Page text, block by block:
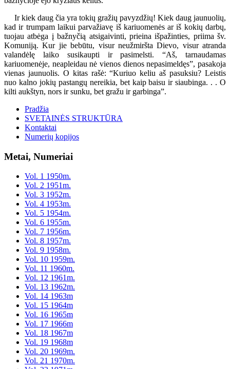
Ir kiek daug čia yra tokių gražių pavyzdžių! Kiek daug jaunuolių,
kad ir trumpam laikui parvažiavę iš kariuomenės ar iš kokių darbų,
tuojau atbėga į bažnyčią atsigaivinti, prieina išpažinties, priima šv.
Komuniją. Kur jie bebūtu, visur neužmiršta Dievo, visur atranda
valandėlę laiko susikaupti ir pasimelsti. “Aš, tarnaudamas
kariuomenėje, neapleidau nė vienos dienos nepasimeldęs”, pasakoja
vienas jaunuolis. O kitas rašė: “Kuriuo keliu aš pasuksiu? Leistis
nuo kalno jokių pastangų nereikia, bet kaip baisu ir siaubinga. . . O
kilti aukštyn, nors ir sunku, bet gražu ir garbinga”.
Pradžia
SVETAINĖS STRUKTŪRA
Kontaktai
Numerių kopijos
Metai, Numeriai
Vol. 1 1950m.
Vol. 2 1951m.
Vol. 3 1952m.
Vol. 4 1953m.
Vol. 5 1954m.
Vol. 6 1955m.
Vol. 7 1956m.
Vol. 8 1957m.
Vol. 9 1958m.
Vol. 10 1959m.
Vol. 11 1960m.
Vol. 12 1961m.
Vol. 13 1962m.
Vol. 14 1963m
Vol. 15 1964m
Vol. 16 1965m
Vol. 17 1966m
Vol. 18 1967m
Vol. 19 1968m
Vol. 20 1969m.
Vol. 21 1970m.